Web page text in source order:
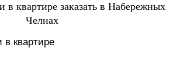
в квартире заказать в Набережных
Челнах
в квартире